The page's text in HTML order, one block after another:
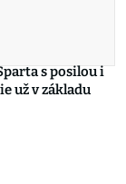
s posilou i
už v základu